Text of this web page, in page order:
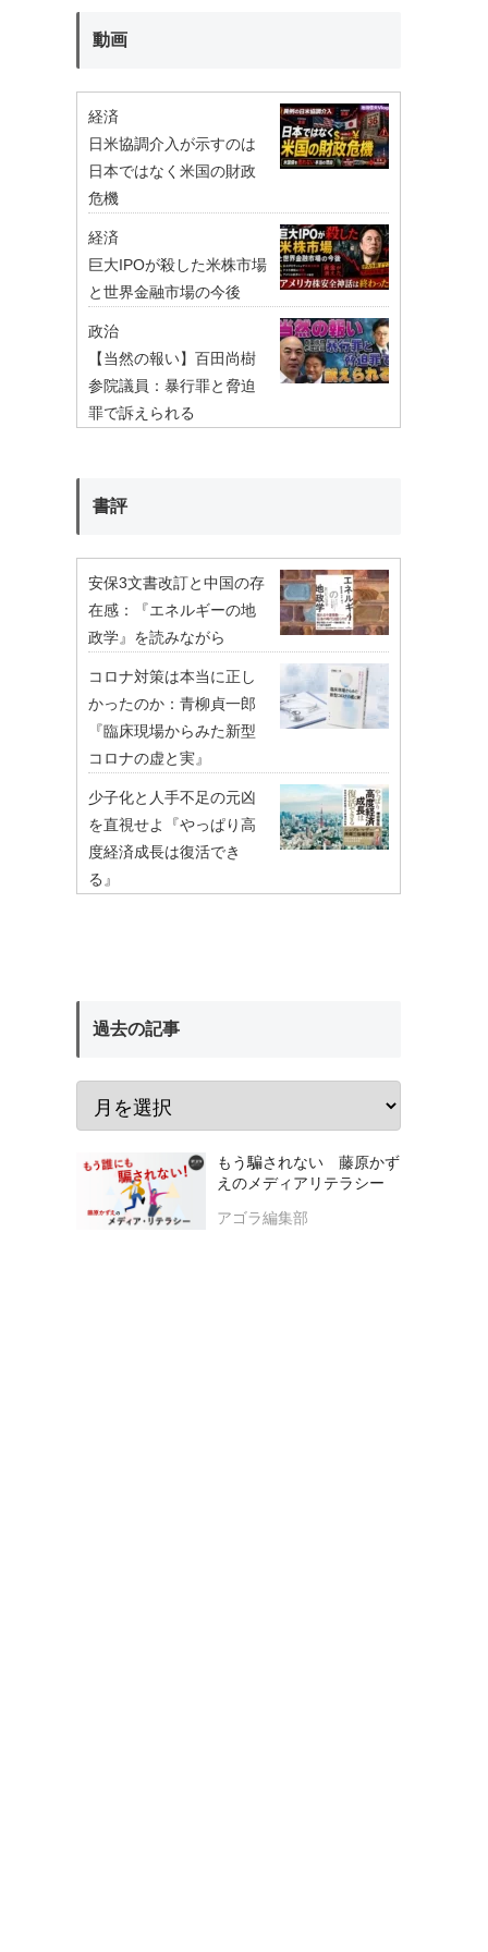
動画
経済
日米協調介入が示すのは
日本ではなく米国の財政
危機
経済
巨大IPOが殺した米株市場
と世界金融市場の今後
政治
【当然の報い】百田尚樹
参院議員：暴行罪と脅迫
罪で訴えられる
書評
安保3文書改訂と中国の存
在感：『エネルギーの地
政学』を読みながら
コロナ対策は本当に正し
かったのか：青柳貞一郎
『臨床現場からみた新型
コロナの虚と実』
少子化と人手不足の元凶
を直視せよ『やっぱり高
度経済成長は復活でき
る』
過去の記事
もう騙されない 藤原かず
えのメディアリテラシー
アゴラ編集部